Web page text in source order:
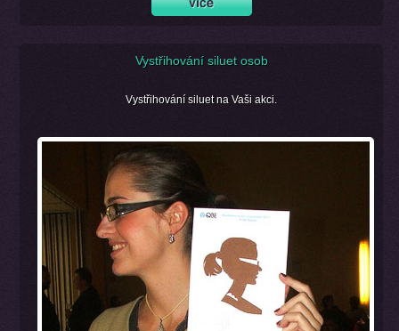
Vystřihování siluet osob
Vystřihování siluet na Vaši akci.